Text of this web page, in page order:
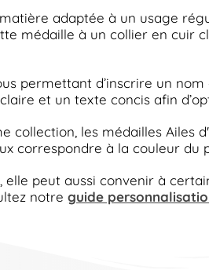
adaptée à un usage
médaille à un collier en
permettant d’inscrire un
et un texte concis afin
collection, les médailles
correspondre à la couleur du
peut aussi convenir à
notre guide